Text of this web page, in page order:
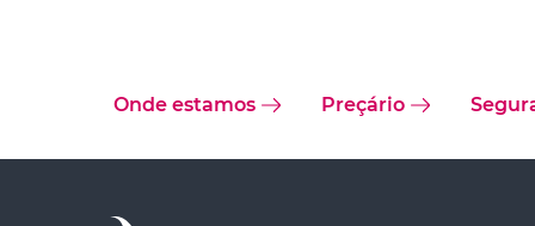
Onde estamos Preçário